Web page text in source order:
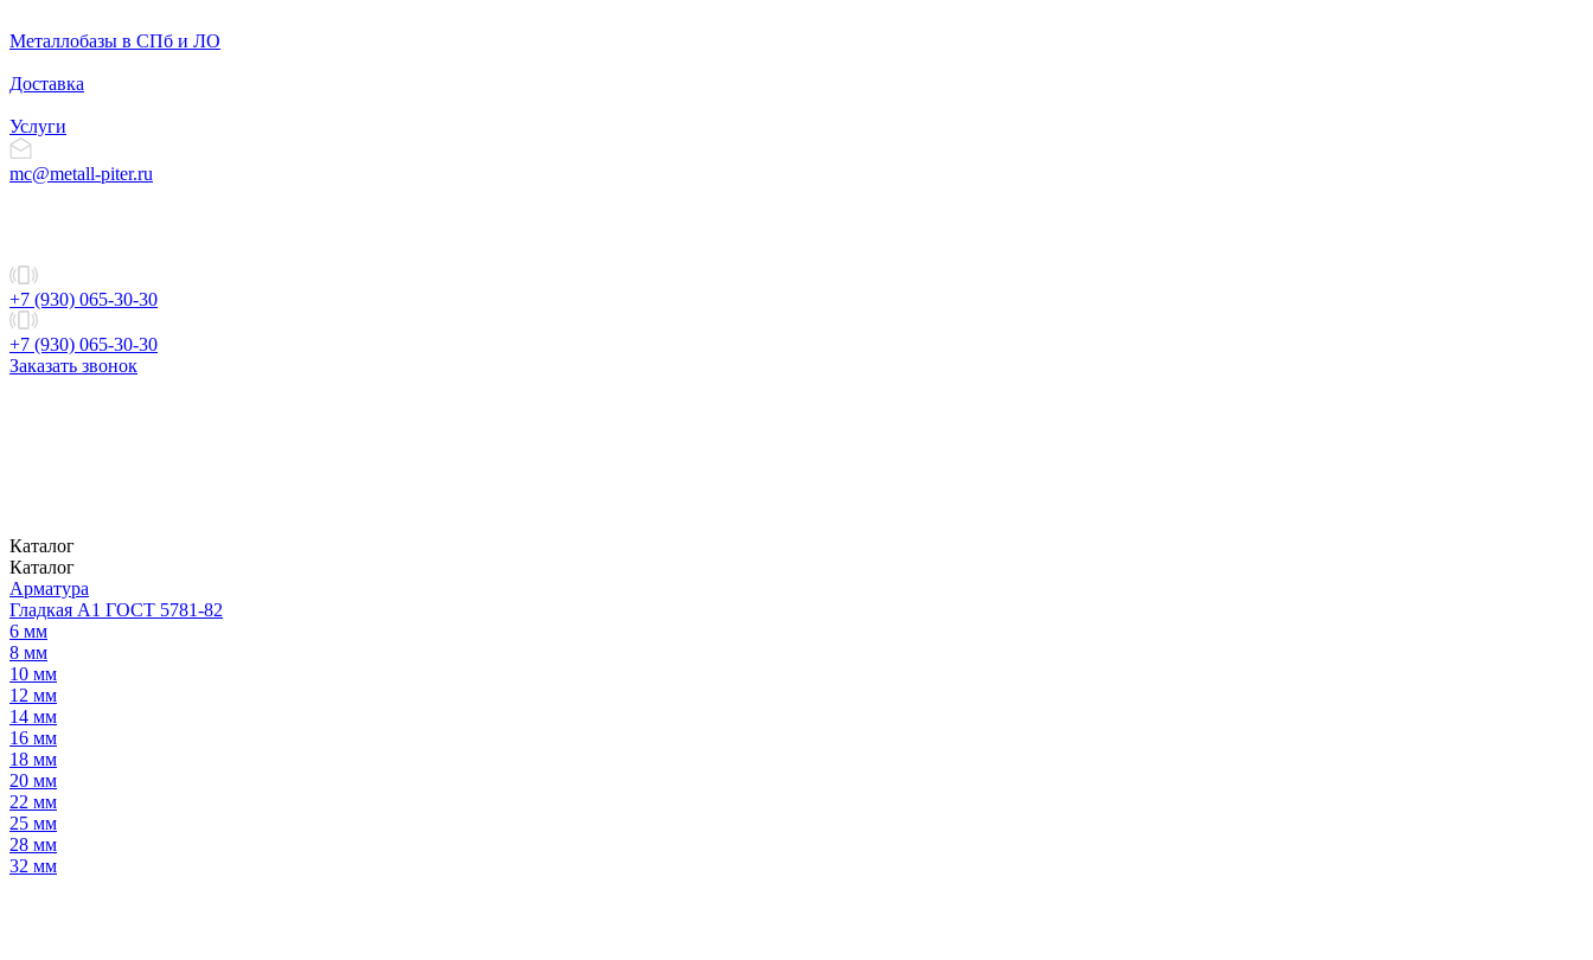
Металлобазы в СПб и ЛО
Доставка
Услуги
mc@metall-piter.ru
+7 (930) 065-30-30
+7 (930) 065-30-30
Заказать звонок
Каталог
Каталог
Арматура
Гладкая А1 ГОСТ 5781-82
6 мм
8 мм
10 мм
12 мм
14 мм
16 мм
18 мм
20 мм
22 мм
25 мм
28 мм
32 мм